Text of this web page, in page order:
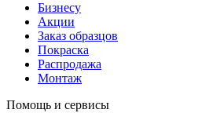
Бизнесу
Акции
Заказ образцов
Покраска
Распродажа
Монтаж
Помощь и сервисы